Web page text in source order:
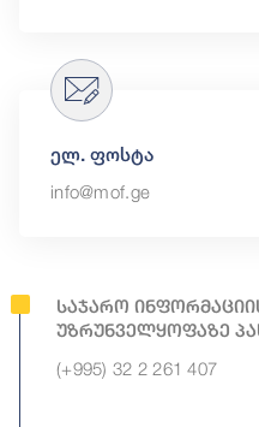
Საჯარო
Უზრუნველყოფაზე
(+995) 32 2 261 407
ელ. ფოსტა
info@mof.ge